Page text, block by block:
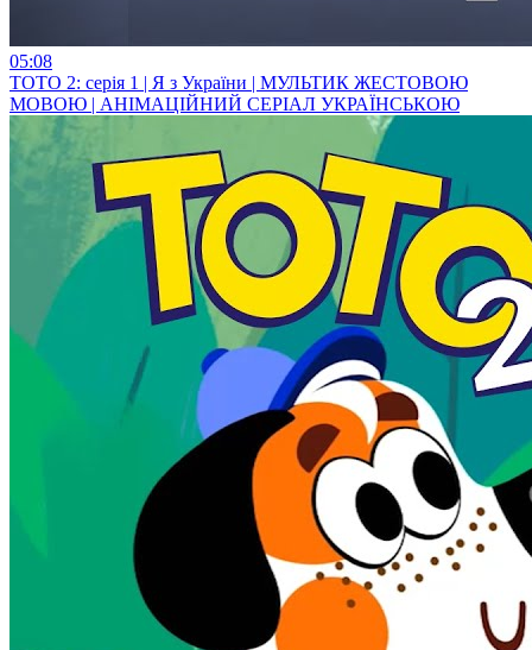
05:08
ТОТО 2: серія 1 | Я з України | МУЛЬТИК ЖЕСТОВОЮ
МОВОЮ | АНІМАЦІЙНИЙ СЕРІАЛ УКРАЇНСЬКОЮ